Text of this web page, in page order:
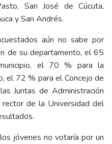
San José de Cúcuta,
y San Andrés.
aún no sabe por
de su departamento, el 65
el 70 % para la
el 72 % para el Concejo de
Juntas de Administración
rector de la Universidad del
jóvenes no votaría por un